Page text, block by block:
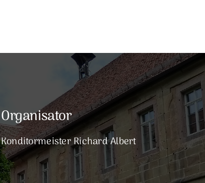
Organisator
Konditormeister Richard Albert